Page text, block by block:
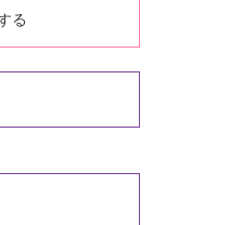
る